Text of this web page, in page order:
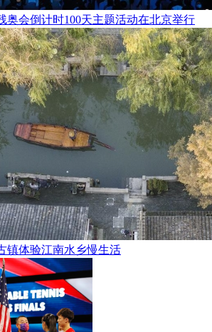
奥会倒计时100天主题活动在北京举行
镇体验江南水乡慢生活